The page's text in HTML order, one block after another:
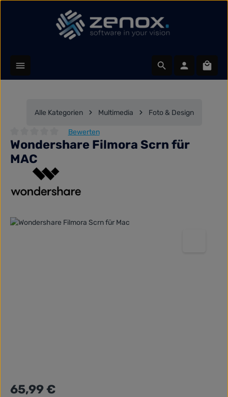
Zum Hauptinhalt springen
Alle Kategorien Multimedia Foto & Design
Durchschnittliche Bewertung von 0 von 5 Sternen
Bewerten
Wondershare Filmora Scrn für
MAC
Bildergalerie überspringen
Regulärer Preis:
65,99 €